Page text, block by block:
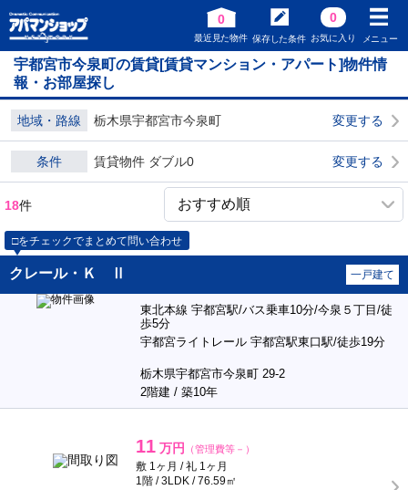
0
最近見た物件 保存した条件
0
お気に入り メニュー
宇都宮市今泉町の賃貸[賃貸マンション・アパート]物件情
報・お部屋探し
地域・路線 栃木県宇都宮市今泉町 変更する
条件 賃貸物件 ダブル0 変更する
18件
□をチェックでまとめて問い合わせ
クレール・Ｋ Ⅱ 一戸建て
東北本線 宇都宮駅/バス乗車10分/今泉５丁目/徒
歩5分
宇都宮ライトレール 宇都宮駅東口駅/徒歩19分
栃木県宇都宮市今泉町 29-2
2階建 / 築10年
11 万円 （管理費等－）
敷 1ヶ月 / 礼 1ヶ月
1階 / 3LDK / 76.59㎡